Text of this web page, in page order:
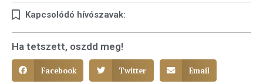
Kapcsolódó hívószavak:
Ha tetszett, oszdd meg!
Facebook Twitter Email